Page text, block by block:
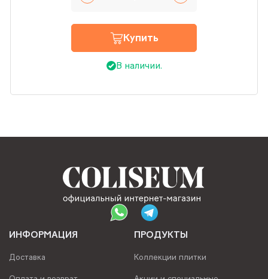
Купить
В наличии.
ИНФОРМАЦИЯ
Доставка
ПРОДУКТЫ
Коллекции плитки